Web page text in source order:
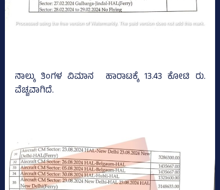
ನಾಲ್ಕು ತಿಂಗಳ ವಿಮಾನ ಹಾರಾಟಕ್ಕೆ 13.43 ಕೋಟಿ ರು.
ವೆಚ್ಚವಾಗಿದೆ.